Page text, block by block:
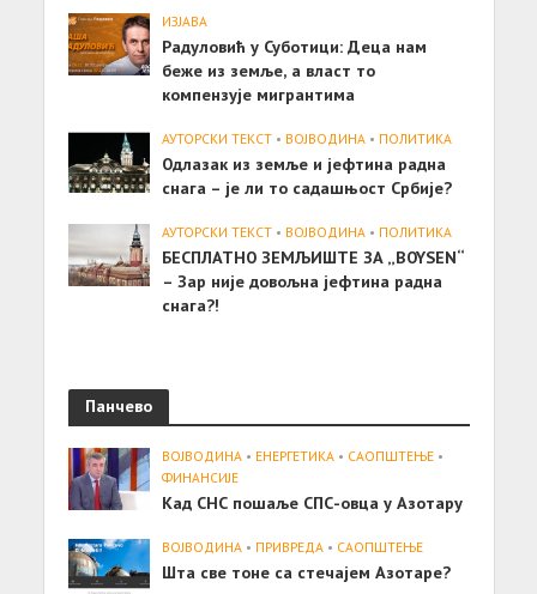
ИЗЈАВА
Радуловић у Суботици: Деца нам
беже из земље, а власт то
компензује мигрантима
АУТОРСКИ ТЕКСТ • ВОЈВОДИНА • ПОЛИТИКА
Одлазак из земље и јефтина радна
снага – је ли то садашњост Србије?
АУТОРСКИ ТЕКСТ • ВОЈВОДИНА • ПОЛИТИКА
БЕСПЛАТНО ЗЕМЉИШТЕ ЗА „BOYSEN“
– Зар није довољна јефтина радна
снага?!
Панчево
ВОЈВОДИНА • ЕНЕРГЕТИКА • САОПШТЕЊE •
ФИНАНСИЈЕ
Кад СНС пошаље СПС-овца у Азотару
ВОЈВОДИНА • ПРИВРЕДА • САОПШТЕЊE
Шта све тоне са стечајем Азотаре?